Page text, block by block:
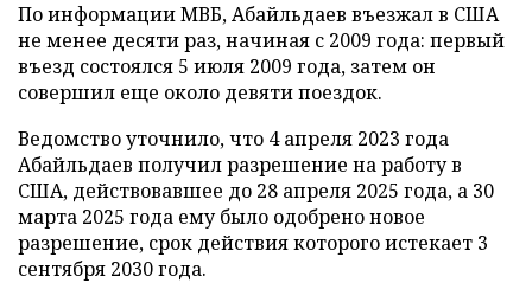
По информации МВБ, Абайльдаев въезжал в США
не менее десяти раз, начиная с 2009 года: первый
въезд состоялся 5 июля 2009 года, затем он
совершил еще около девяти поездок.
Ведомство уточнило, что 4 апреля 2023 года
Абайльдаев получил разрешение на работу в
США, действовавшее до 28 апреля 2025 года, а 30
марта 2025 года ему было одобрено новое
разрешение, срок действия которого истекает 3
сентября 2030 года.